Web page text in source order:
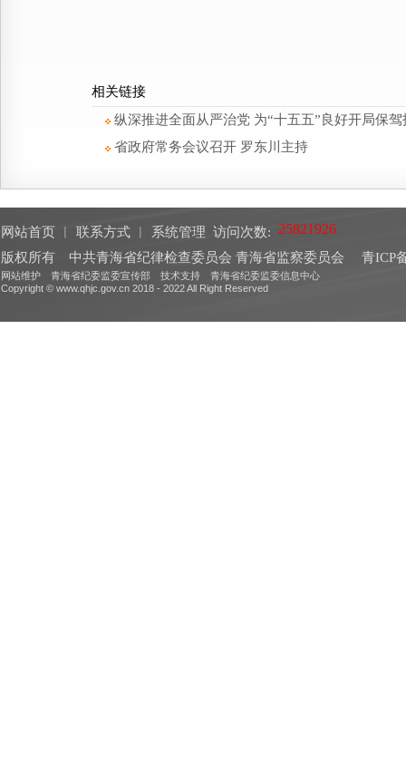
相关链接
纵深推进全面从严治党 为“十五五”良好开局保
省政府常务会议召开 罗东川主持
网站首页 联系方式 系统管理 访问次数:
版权所有 中共青海省纪律检查委员会 青海省监察委员会
青ICP
网站维护 青海省纪委监委宣传部 技术支持 青海省纪委监委信息中心
Copyright © www.qhjc.gov.cn 2018 - 2022 All Right Reserved